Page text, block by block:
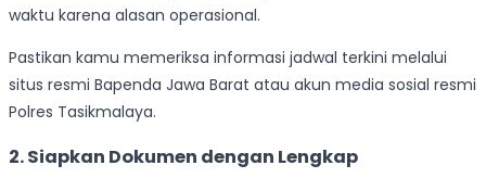
waktu karena alasan operasional.
Pastikan kamu memeriksa informasi jadwal terkini melalui
situs resmi Bapenda Jawa Barat atau akun media sosial resmi
Polres Tasikmalaya.
2. Siapkan Dokumen dengan Lengkap